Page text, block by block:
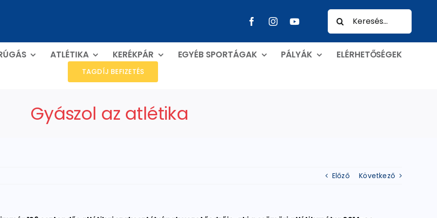
Keresés...
ATLÉTIKA KERÉKPÁR EGYÉB SPORTÁGAK PÁLYÁK ELÉRHETŐSÉGEK
TAGDÍJ BEFIZETÉS
Gyászol az atlétika
Előző Következő